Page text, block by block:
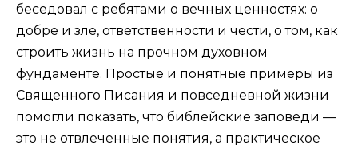
беседовал с ребятами о вечных ценностях: о
добре и зле, ответственности и чести, о том, как
строить жизнь на прочном духовном
фундаменте. Простые и понятные примеры из
Священного Писания и повседневной жизни
помогли показать, что библейские заповеди —
это не отвлеченные понятия, а практическое